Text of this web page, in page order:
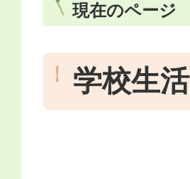
現在のページ
学校生活